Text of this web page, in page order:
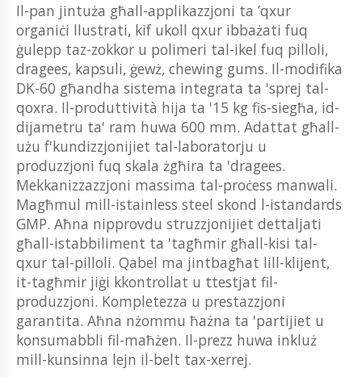
Il-pan jintuża għall-applikazzjoni ta ’qxur
organiċi llustrati, kif ukoll qxur ibbażati fuq
ġulepp taz-zokkor u polimeri tal-ikel fuq pilloli,
dragees, kapsuli, ġewż, chewing gums. Il-modifika
DK-60 għandha sistema integrata ta 'sprej tal-
qoxra. Il-produttività hija ta '15 kg fis-siegħa, id-
dijametru ta' ram huwa 600 mm. Adattat għall-
użu f'kundizzjonijiet tal-laboratorju u
produzzjoni fuq skala żgħira ta 'dragees.
Mekkanizzazzjoni massima tal-proċess manwali.
Magħmul mill-istainless steel skond l-istandards
GMP. Aħna nipprovdu struzzjonijiet dettaljati
għall-istabbiliment ta 'tagħmir għall-kisi tal-
qxur tal-pilloli. Qabel ma jintbagħat lill-klijent,
it-tagħmir jiġi kkontrollat ​​u ttestjat fil-
produzzjoni. Kompletezza u prestazzjoni
garantita. Aħna nżommu ħażna ta 'partijiet u
konsumabbli fil-maħżen. Il-prezz huwa inkluż
mill-kunsinna lejn il-belt tax-xerrej.